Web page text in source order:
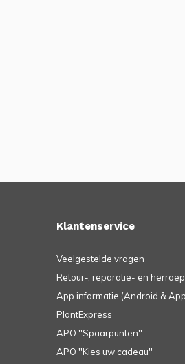
Klantenservice
Veelgestelde vragen
Retour-, reparatie- en
App informatie (Android &
PlantExpress
APO ''Spaarpunten''
APO ''Kies uw cadeau''